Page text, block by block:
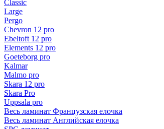
Classic
Large
Pergo
Chevron 12 pro
Ebeltoft 12 pro
Elements 12 pro
Goeteborg pro
Kalmar
Malmo pro
Skara 12 pro
Skara Pro
Uppsala pro
Весь ламинат Французская елочка
Весь ламинат Английская елочка